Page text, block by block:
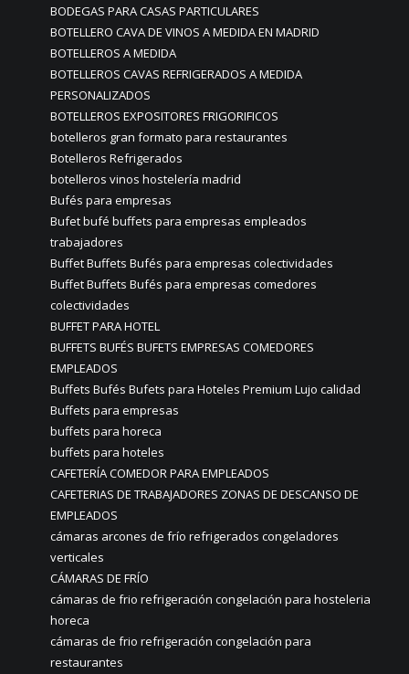
BODEGAS PARA CASAS PARTICULARES
BOTELLERO CAVA DE VINOS A MEDIDA EN MADRID
BOTELLEROS A MEDIDA
BOTELLEROS CAVAS REFRIGERADOS A MEDIDA
PERSONALIZADOS
BOTELLEROS EXPOSITORES FRIGORIFICOS
botelleros gran formato para restaurantes
Botelleros Refrigerados
botelleros vinos hostelería madrid
Bufés para empresas
Bufet bufé buffets para empresas empleados
trabajadores
Buffet Buffets Bufés para empresas colectividades
Buffet Buffets Bufés para empresas comedores
colectividades
BUFFET PARA HOTEL
BUFFETS BUFÉS BUFETS EMPRESAS COMEDORES
EMPLEADOS
Buffets Bufés Bufets para Hoteles Premium Lujo calidad
Buffets para empresas
buffets para horeca
buffets para hoteles
CAFETERÍA COMEDOR PARA EMPLEADOS
CAFETERIAS DE TRABAJADORES ZONAS DE DESCANSO DE
EMPLEADOS
cámaras arcones de frío refrigerados congeladores
verticales
CÁMARAS DE FRÍO
cámaras de frio refrigeración congelación para hosteleria
horeca
cámaras de frio refrigeración congelación para
restaurantes